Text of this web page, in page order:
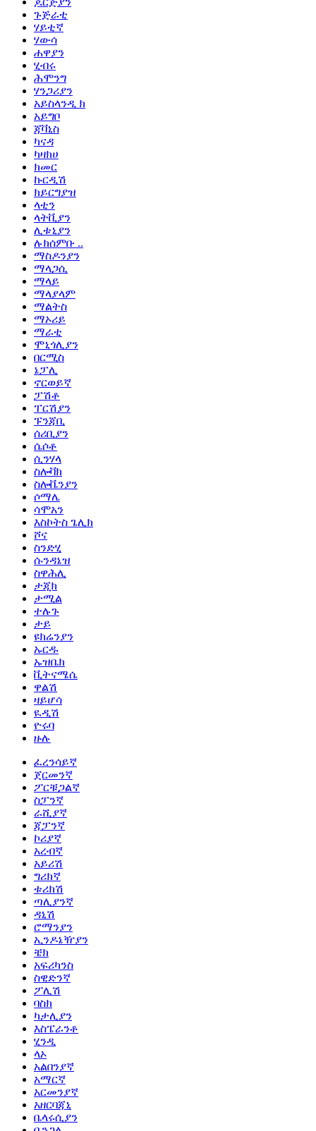
ጉጅራቲ
ሃይቲኛ
ሃውሳ
ሐዋያን
ሂብሩ
ሕሞንግ
ሃንጋሪያን
አይስላንዲ ክ
አይግቦ
ጃቫኒስ
ካናዳ
ካዛክሀ
ክመር
ኩርዲሽ
ክይርግያዝ
ላቲን
ላትቪያን
ሊቱኒያን
ሉክሰምቡ ..
ማስዶንያን
ማላጋሲ
ማላይ
ማላያላም
ማልትስ
ማኦሪይ
ማራቲ
ሞኒጎሊያን
በርሚስ
ኔፓሊ
ኖርወይኛ
ፓሽቶ
ፐርሽያን
ፑንጃቢ
ሰሪቢያን
ሴሶቶ
ሲንሃላ
ስሎቫክ
ስሎቬንያን
ሶማሌ
ሳሞአን
እስኮትስ ጌሊክ
ሾና
ስንድሂ
ሱንዳኔዝ
ስዋሕሊ
ታጂክ
ታሚል
ተሉጉ
ታይ
ዩክሬንያን
ኡርዱ
ኡዝቤክ
ቪትናሜሴ
ዋልሽ
ዛይሆሳ
ዪዲሽ
ዮሩባ
ዙሉ
ፈረንሳይኛ
ጀርመንኛ
ፖርቹጋልኛ
ስፓንኛ
ራሺያኛ
ጃፓንኛ
ኮሪያኛ
አረብኛ
አይሪሽ
ግሪክኛ
ቱሪክሽ
ጣሊያንኛ
ዳኒሽ
ሮማንያን
ኢንዶኔዥያን
ቼክ
አፍሪካንስ
ስዊድንኛ
ፖሊሽ
ባስክ
ካታሊያን
እስፔራንቶ
ሂንዲ
ላኦ
አልበንያኛ
አማርኛ
አርመንያኛ
አዘርባጃኒ
ቤላሩሲያን